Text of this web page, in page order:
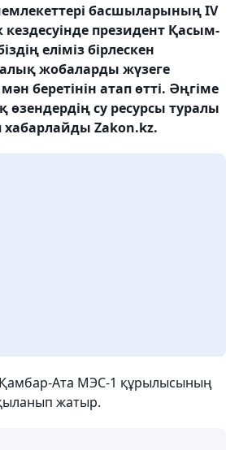
басшыларының IV
кездесуінде президент Қасым-
еліміз бірлескен
жобаларды жүзеге
беретінін атап өтті. Әңгіме
су ресурсы туралы
Zakon.kz.
Ата МЭС-1 құрылысының
жатыр.